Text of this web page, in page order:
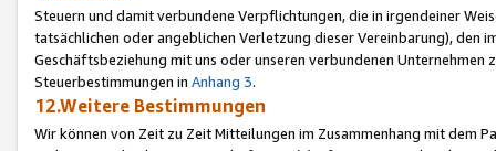
Steuern und damit verbundene Verpflichtungen, die in irgendeiner
tatsächlichen oder angeblichen Verletzung dieser Vereinbarung), den
Geschäftsbeziehung mit uns oder unseren verbundenen
Steuerbestimmungen in Anhang 3.
12.Weitere Bestimmungen
Wir können von Zeit zu Zeit Mitteilungen im Zusammenhang mit dem